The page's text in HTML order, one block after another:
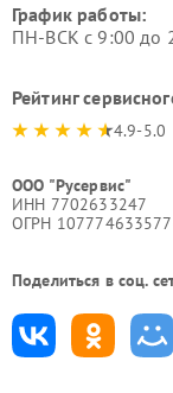
График работы:
ПН-ВСК с 9:00 до
Рейтинг
4.9-5.0
ООО "Русервис"
ИНН 7702633247
ОГРН
Поделиться в соц.